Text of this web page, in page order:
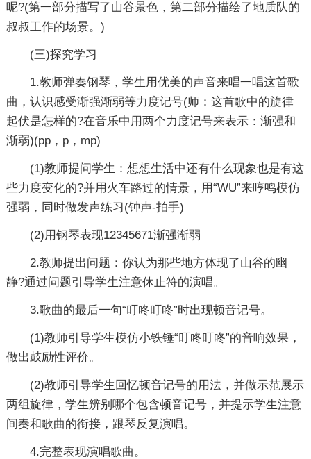
呢?(第一部分描写了山谷景色，第二部分描绘了地质队的
叔叔工作的场景。)
(三)探究学习
1.教师弹奏钢琴，学生用优美的声音来唱一唱这首歌
曲，认识感受渐强渐弱等力度记号(师：这首歌中的旋律
起伏是怎样的?在音乐中用两个力度记号来表示：渐强和
渐弱)(pp，p，mp)
(1)教师提问学生：想想生活中还有什么现象也是有这
些力度变化的?并用火车路过的情景，用“WU”来哼鸣模仿
强弱，同时做发声练习(钟声-拍手)
(2)用钢琴表现12345671渐强渐弱
2.教师提出问题：你认为那些地方体现了山谷的幽
静?通过问题引导学生注意休止符的演唱。
3.歌曲的最后一句“叮咚叮咚”时出现顿音记号。
(1)教师引导学生模仿小铁锤“叮咚叮咚”的音响效果，
做出鼓励性评价。
(2)教师引导学生回忆顿音记号的用法，并做示范展示
两组旋律，学生辨别哪个包含顿音记号，并提示学生注意
间奏和歌曲的衔接，跟琴反复演唱。
4.完整表现演唱歌曲。